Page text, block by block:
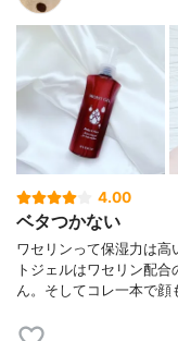
4.00
ベタつかない
ワセリンって保湿力は高
トジェルはワセリン配
ん。そしてコレ一本で